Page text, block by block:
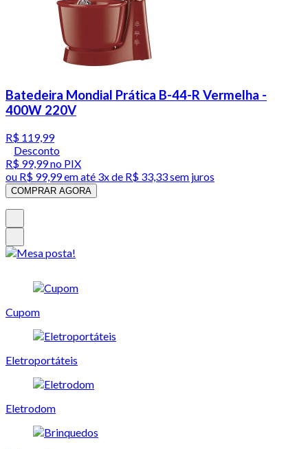
Batedeira Mondial Prática B-44-R Vermelha -
400W 220V
R$ 119,99
Desconto
R$ 99,99no PIX
ou R$ 99,99em até 3x de R$ 33,33 sem juros
COMPRAR AGORA
Cupom
Eletroportáteis
Eletrodom